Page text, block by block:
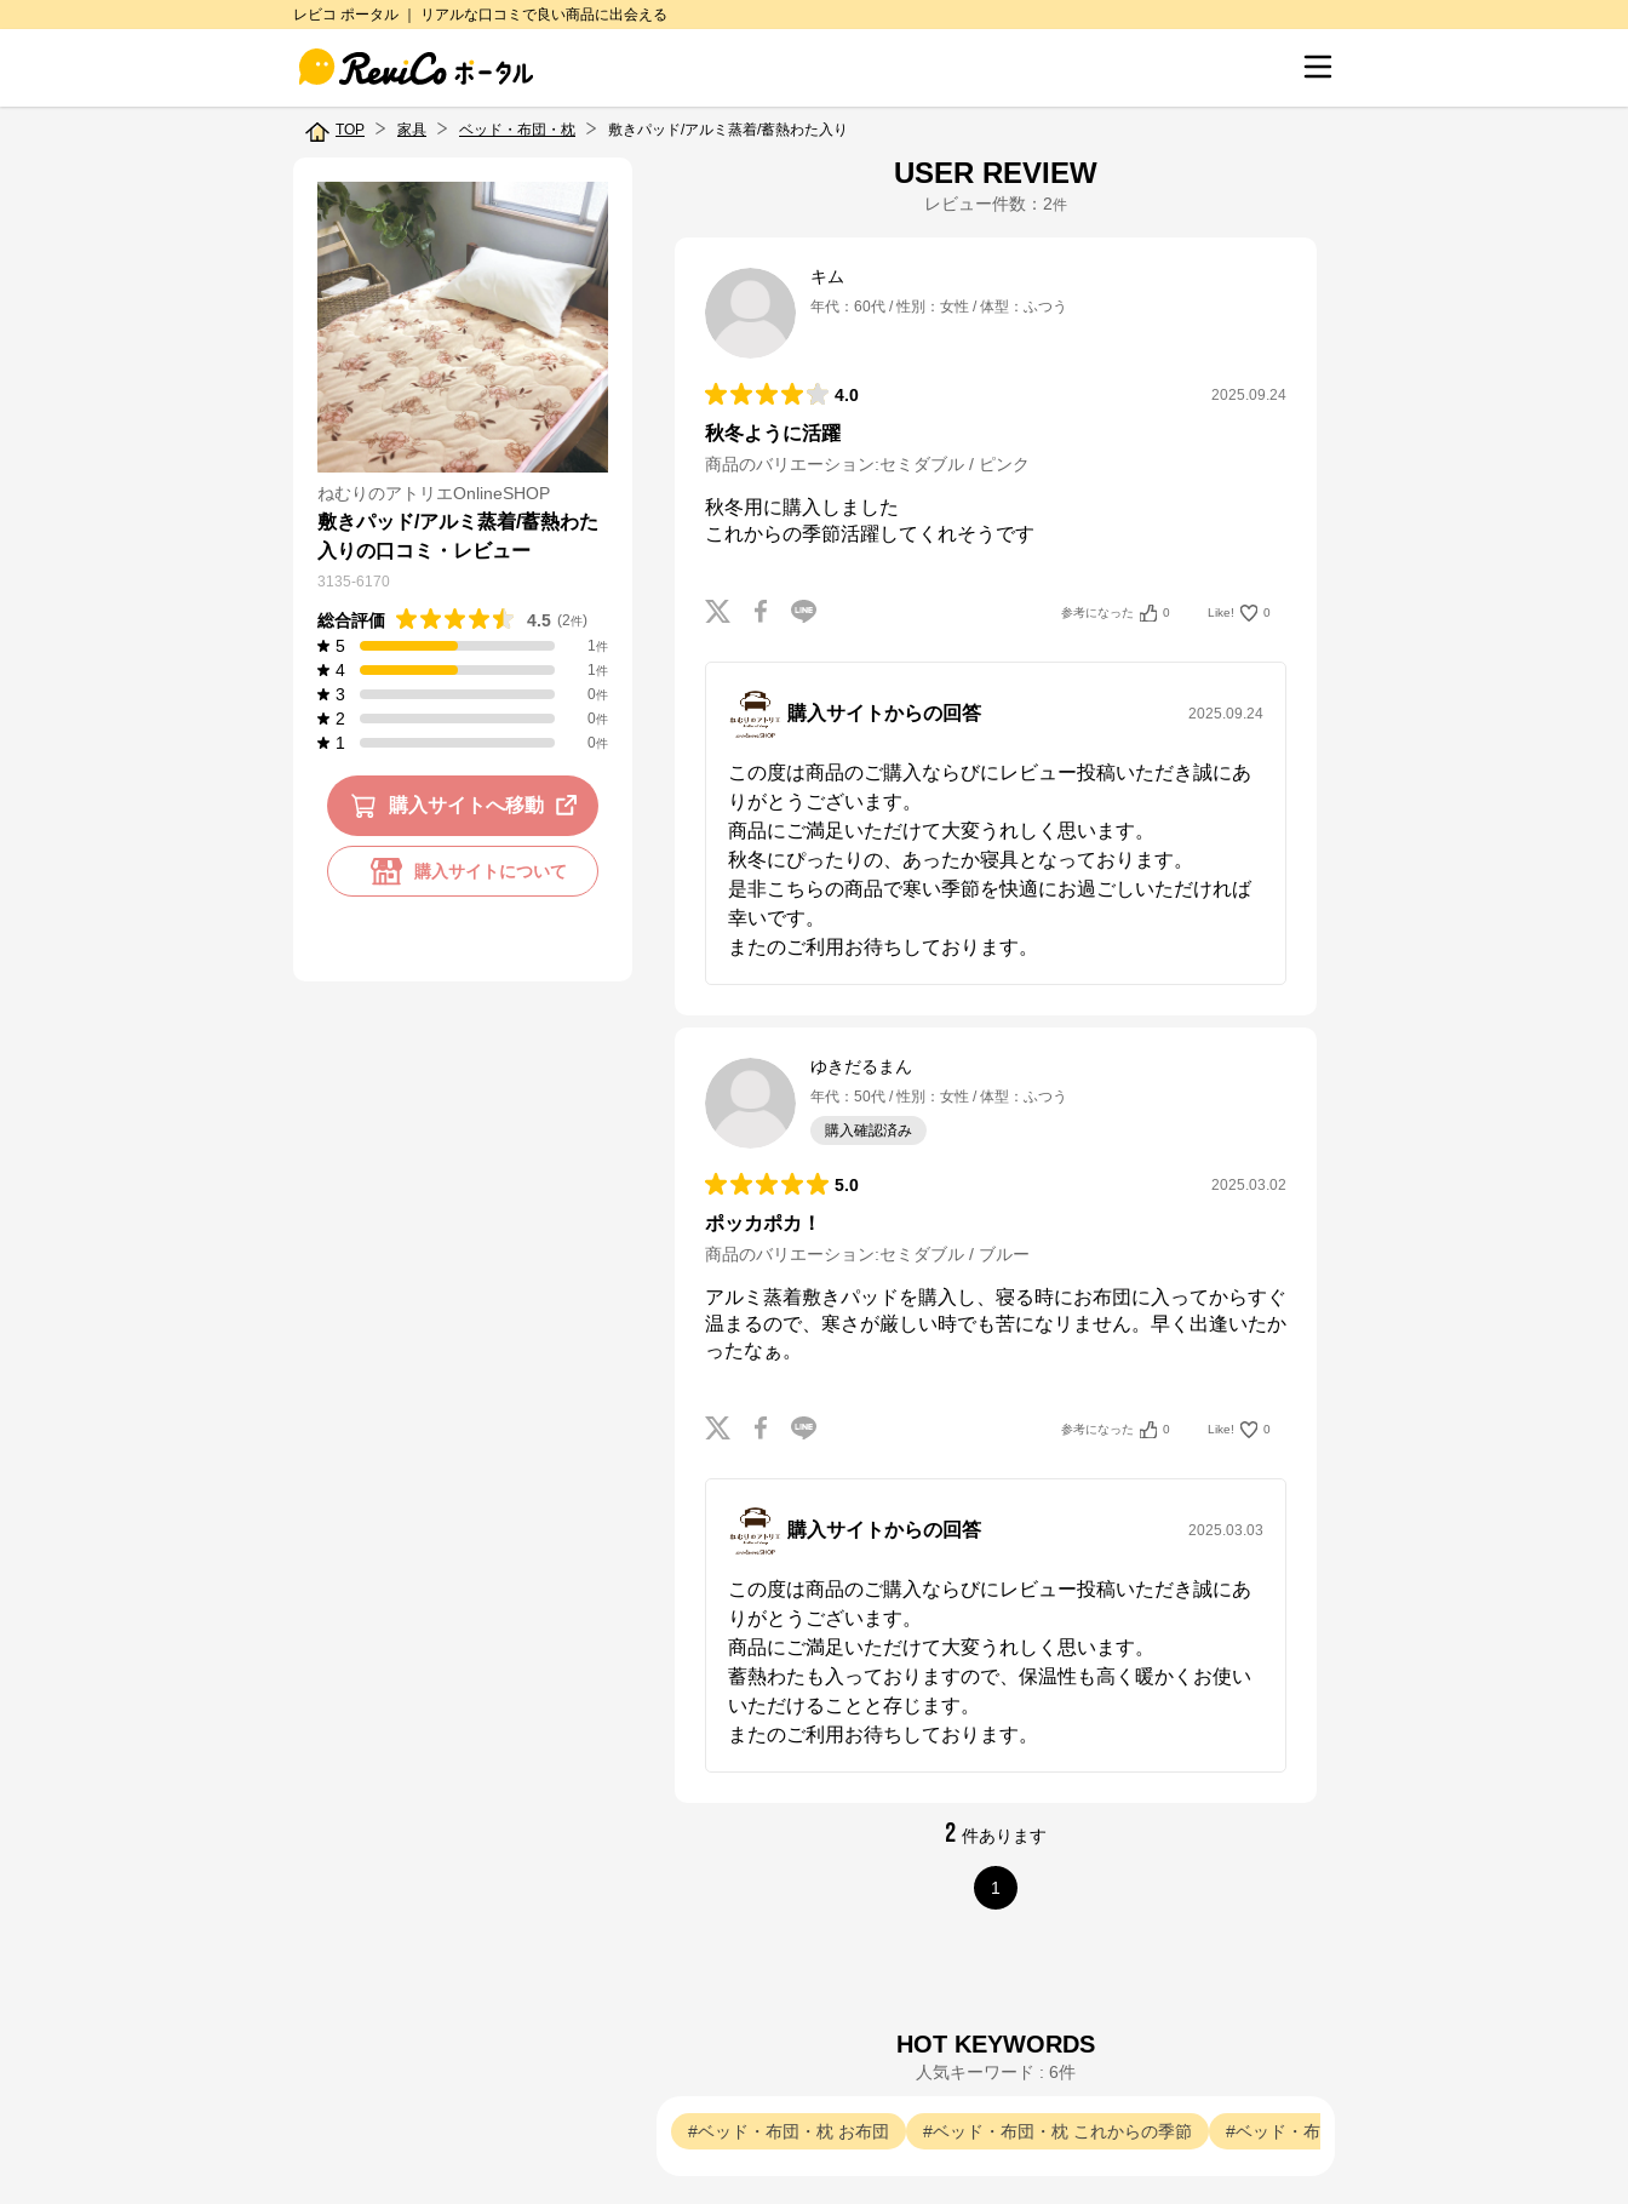
レビコ ポータル ｜ リアルな口コミで良い商品に出会える
TOP 家具 ベッド・布団・枕 敷きパッド/アルミ蒸着/蓄熱わた入り
ねむりのアトリエOnlineSHOP
敷きパッド/アルミ蒸着/蓄熱わた
入りの口コミ・レビュー
3135-6170
総合評価 4.5 (2件)
5 1件
4 1件
3 0件
2 0件
1 0件
購入サイトへ移動
購入サイトについて
USER REVIEW
レビュー件数： 2件
キム
年代 ： 60代 性別 ： 女性 体型 ： ふつう
4.0 2025.09.24
秋冬ように活躍
商品のバリエーション:セミダブル / ピンク
秋冬用に購入しました
これからの季節活躍してくれそうです
参考になった 0 Like! 0
購入サイトからの回答 2025.09.24
この度は商品のご購入ならびにレビュー投稿いただき誠にあ
りがとうございます。
商品にご満足いただけて大変うれしく思います。
秋冬にぴったりの、あったか寝具となっております。
是非こちらの商品で寒い季節を快適にお過ごしいただければ
幸いです。
またのご利用お待ちしております。
ゆきだるまん
年代 ： 50代 性別 ： 女性 体型 ： ふつう
購入確認済み
5.0 2025.03.02
ポッカポカ！
商品のバリエーション:セミダブル / ブルー
アルミ蒸着敷きパッドを購入し、寝る時にお布団に入ってからすぐ
温まるので、寒さが厳しい時でも苦になリません。早く出逢いたか
ったなぁ。
参考になった 0 Like! 0
購入サイトからの回答 2025.03.03
この度は商品のご購入ならびにレビュー投稿いただき誠にあ
りがとうございます。
商品にご満足いただけて大変うれしく思います。
蓄熱わたも入っておりますので、保温性も高く暖かくお使い
いただけることと存じます。
またのご利用お待ちしております。
2 件あります
1
HOT KEYWORDS
人気キーワード : 6件
ベッド・布団・枕 お布団 ベッド・布団・枕 これからの季節 ベッド・布団・枕